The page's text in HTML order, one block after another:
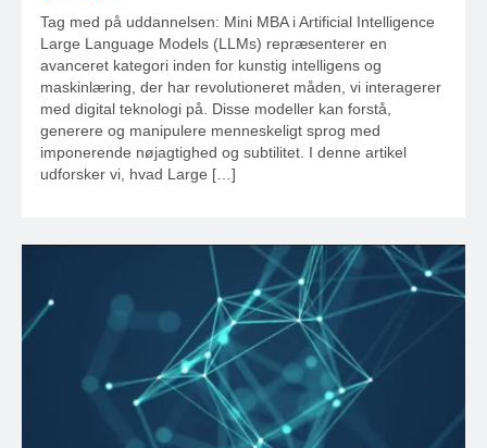
Tag med på uddannelsen: Mini MBA i Artificial Intelligence
Large Language Models (LLMs) repræsenterer en
avanceret kategori inden for kunstig intelligens og
maskinlæring, der har revolutioneret måden, vi interagerer
med digital teknologi på. Disse modeller kan forstå,
generere og manipulere menneskeligt sprog med
imponerende nøjagtighed og subtilitet. I denne artikel
udforsker vi, hvad Large […]